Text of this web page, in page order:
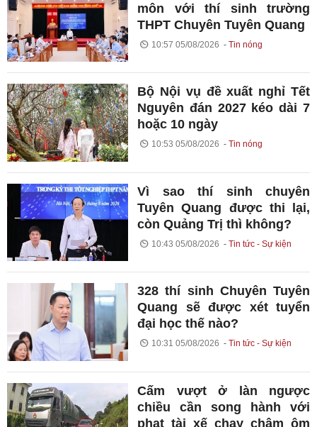
môn với thí sinh trường
THPT Chuyên Tuyên Quang
10:57 05/08/2026 Tin nóng
Bộ Nội vụ đề xuất nghỉ Tết
Nguyên đán 2027 kéo dài 7
hoặc 10 ngày
10:53 05/08/2026 Tin nóng
Vì sao thí sinh chuyên
Tuyên Quang được thi lại,
còn Quảng Trị thì không?
10:43 05/08/2026 Tin tức - Sự kiện
328 thí sinh Chuyên Tuyên
Quang sẽ được xét tuyển
đại học thế nào?
10:31 05/08/2026 Tin tức - Sự kiện
Cấm vượt ở làn ngược
chiều cần song hành với
phạt tài xế chạy chậm ôm